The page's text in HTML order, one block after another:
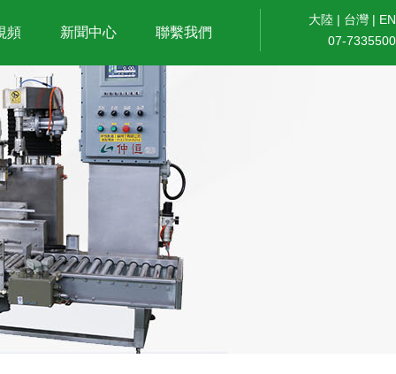
頻 新聞中心 聯繫我們
大陸 | 台灣 | EN
07-7335500